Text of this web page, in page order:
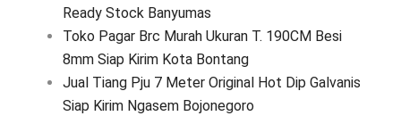
Ready Stock Banyumas
Toko Pagar Brc Murah Ukuran T. 190CM Besi
8mm Siap Kirim Kota Bontang
Jual Tiang Pju 7 Meter Original Hot Dip Galvanis
Siap Kirim Ngasem Bojonegoro